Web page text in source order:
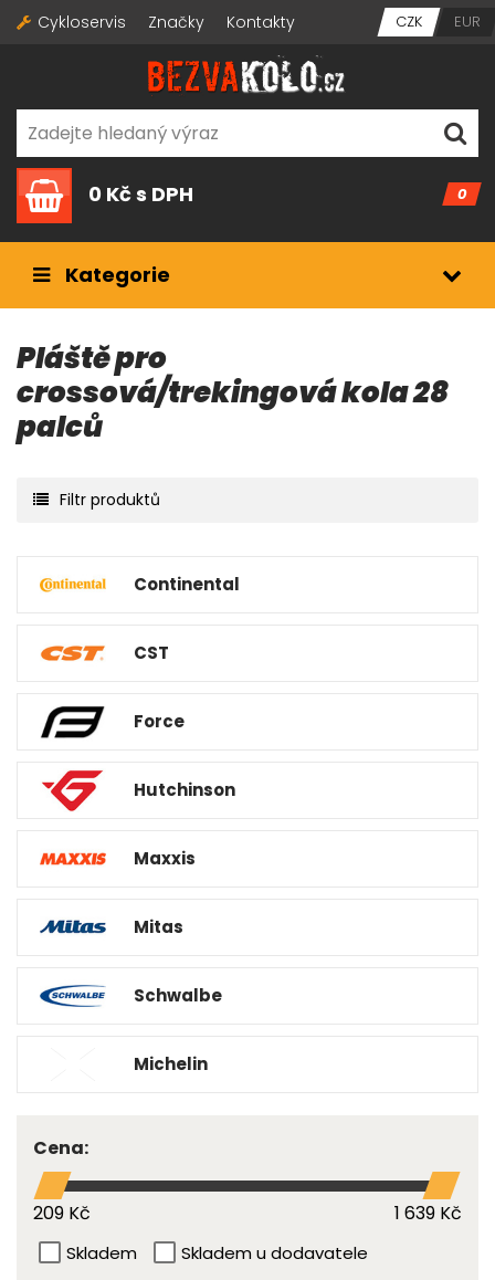
Cykloservis Značky Kontakty CZK EUR
0
0 Kčs DPH
Kategorie
Pláště pro
crossová/trekingová kola 28
palců
Filtr produktů
Continental
CST
Force
Hutchinson
Maxxis
Mitas
Schwalbe
Michelin
Cena:
209 Kč 1 639 Kč
Skladem Skladem u dodavatele